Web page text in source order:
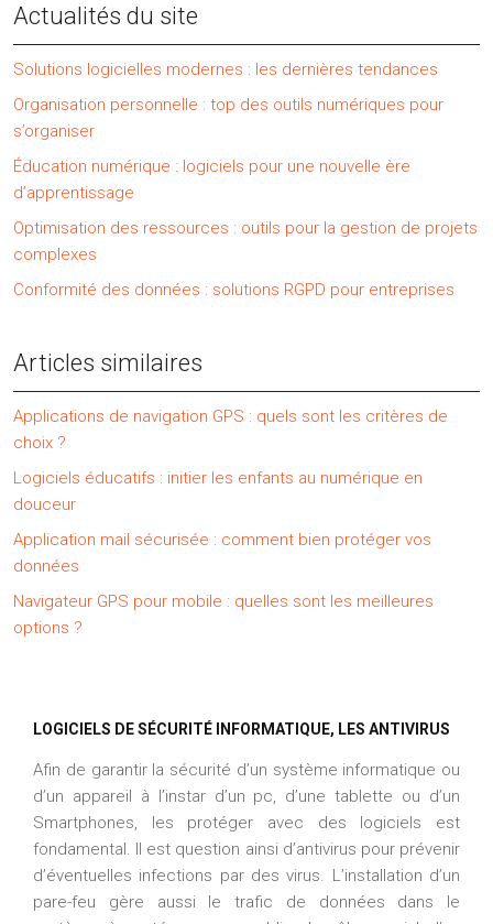
Actualités du site
Solutions logicielles modernes : les dernières tendances
Organisation personnelle : top des outils numériques pour
s’organiser
Éducation numérique : logiciels pour une nouvelle ère
d’apprentissage
Optimisation des ressources : outils pour la gestion de projets
complexes
Conformité des données : solutions RGPD pour entreprises
Articles similaires
Applications de navigation GPS : quels sont les critères de
choix ?
Logiciels éducatifs : initier les enfants au numérique en
douceur
Application mail sécurisée : comment bien protéger vos
données
Navigateur GPS pour mobile : quelles sont les meilleures
options ?
LOGICIELS DE SÉCURITÉ INFORMATIQUE, LES ANTIVIRUS
Afin de garantir la sécurité d’un système informatique ou
d’un appareil à l’instar d’un pc, d’une tablette ou d’un
Smartphones, les protéger avec des logiciels est
fondamental. Il est question ainsi d’antivirus pour prévenir
d’éventuelles infections par des virus. L’installation d’un
pare-feu gère aussi le trafic de données dans le